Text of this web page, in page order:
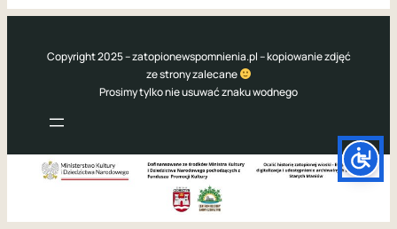
Copyright 2025 – zatopionewspomnienia.pl – kopiowanie zdjęć
ze strony zalecane
Prosimy tylko nie usuwać znaku wodnego